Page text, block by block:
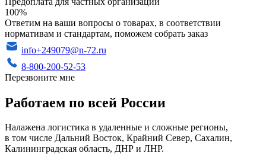
100%
Ответим на ваши вопросы о товарах, в соответствии
нормативам и стандартам, поможем собрать заказ
info+249079@n-72.ru
8-800-200-52-53
Перезвоните мне
Работаем по всей России
Налажена логистика в удаленные и сложные регионы,
в том числе Дальний Восток, Крайний Север, Сахалин,
Калининградская область, ДНР и ЛНР.